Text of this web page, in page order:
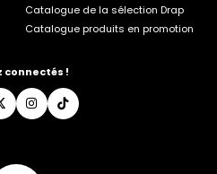
Catalogue de la sélection Drap
Catalogue produits en promotion
connectés !